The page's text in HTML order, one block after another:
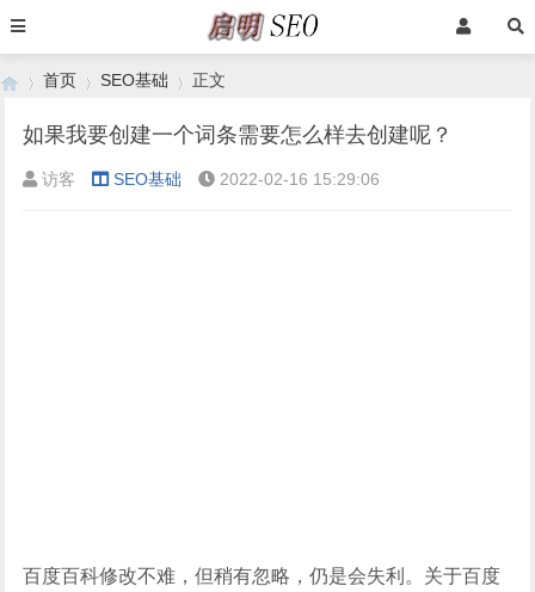
›
首页 SEO基础
›
正文
如果我要创建一个词条需要怎么样去创建呢？
访客 SEO基础 2022-02-16 15:29:06
百度百科修改不难，但稍有忽略，仍是会失利。关于百度